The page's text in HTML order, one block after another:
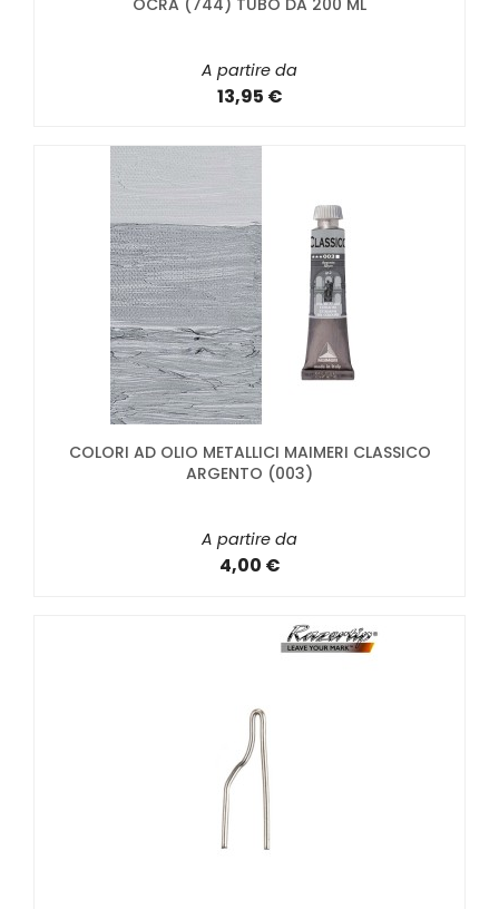
A partire da
13,95 €
COLORI AD OLIO METALLICI MAIMERI CLASSICO
ARGENTO (003)
A partire da
4,00 €